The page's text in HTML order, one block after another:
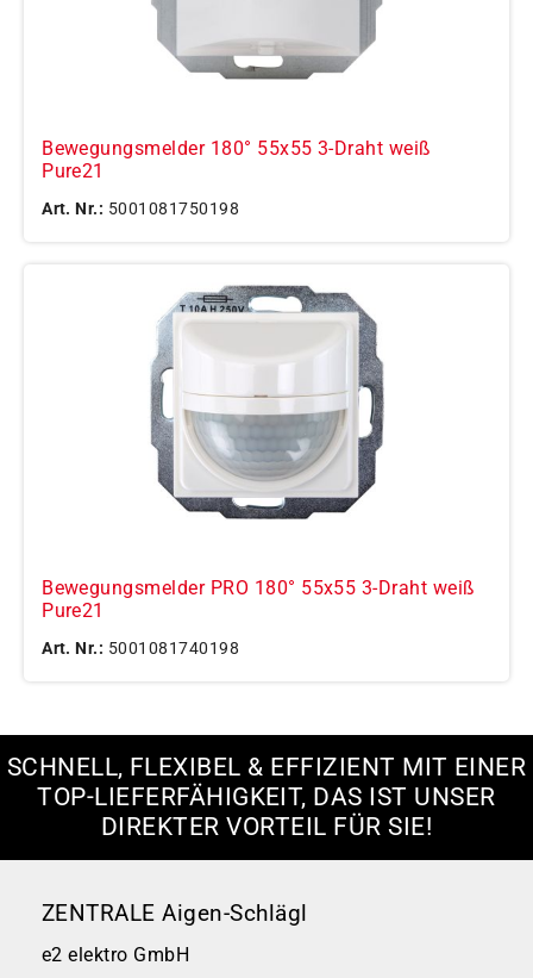
Bewegungsmelder 180° 55x55 3-Draht weiß
Pure21
Art. Nr.: 5001081750198
Bewegungsmelder PRO 180° 55x55 3-Draht weiß
Pure21
Art. Nr.: 5001081740198
SCHNELL, FLEXIBEL & EFFIZIENT MIT EINER
TOP-LIEFERFÄHIGKEIT, DAS IST UNSER
DIREKTER VORTEIL FÜR SIE!
ZENTRALE Aigen-Schlägl
e2 elektro GmbH